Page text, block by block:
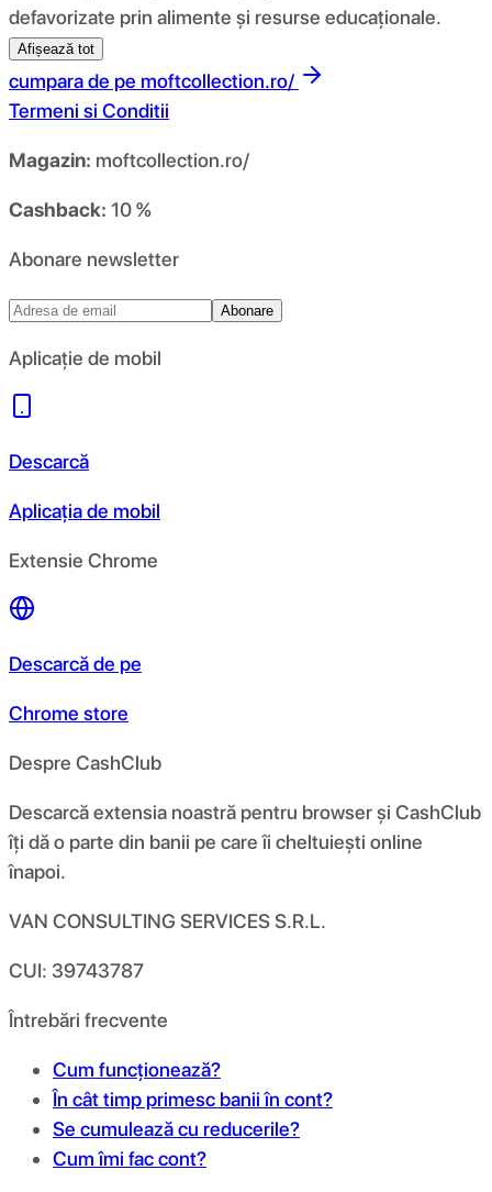
defavorizate prin alimente și resurse educaționale.
Afișează tot
cumpara de pe moftcollection.ro/
Termeni si Conditii
Magazin: moftcollection.ro/
Cashback: 10 %
Abonare newsletter
Abonare
Aplicație de mobil
Descarcă
Aplicația de mobil
Extensie Chrome
Descarcă de pe
Chrome store
Despre CashClub
Descarcă extensia noastră pentru browser și CashClub
îți dă o parte din banii pe care îi cheltuiești online
înapoi.
VAN CONSULTING SERVICES S.R.L.
CUI: 39743787
Întrebări frecvente
Cum funcționează?
În cât timp primesc banii în cont?
Se cumulează cu reducerile?
Cum îmi fac cont?